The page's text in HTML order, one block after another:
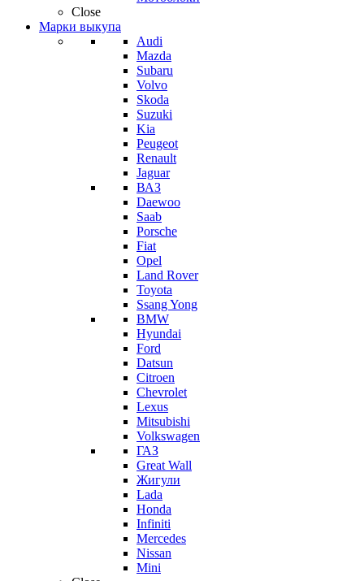
Close
Марки выкупа
Audi
Mazda
Subaru
Volvo
Skoda
Suzuki
Kia
Peugeot
Renault
Jaguar
ВАЗ
Daewoo
Saab
Porsche
Fiat
Opel
Land Rover
Toyota
Ssang Yong
BMW
Hyundai
Ford
Datsun
Citroen
Chevrolet
Lexus
Mitsubishi
Volkswagen
ГАЗ
Great Wall
Жигули
Lada
Honda
Infiniti
Mercedes
Nissan
Mini